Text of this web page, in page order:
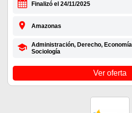
Finalizó el 24/11/2025
Amazonas
Administración, Derecho,
Sociología
Ver oferta